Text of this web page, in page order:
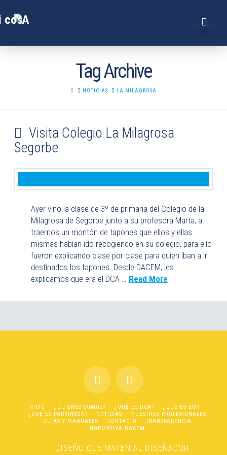
Tag Archive
HOMENOTICIAS LA MILAGROSA
Visita Colegio La Milagrosa
Segorbe
Ayer vino la clase de 3º de primaria del Colegio de la
Milagrosa de Segorbe junto a su profesora Marta, a
traernos un montón de tapones que ellos y ellas
mismas habían ido recogiendo en su colegio, para ello
fueron explicando clase por clase para quien iban a ir
destinados los tapones. Desde DACEM, les
explicamos que era el DCA … Read More
INICIO ¿QUIÉNES SOMOS? ¿QUÉ ES DCA?
¿QUÉ ES EM?
¿QUÉ ES PARKINSON?
NOTICIAS
NUESTROS PROFESIONALES
GUÍAS Y MANUALES
CONTACTO
TRANSPARENCIA
NORMATIVA DACEM
DISEÑO QUE MATEN AL DISEÑADOR